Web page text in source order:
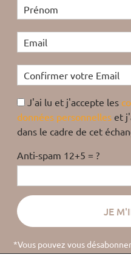
J'ai lu et j'accepte les
données personnelles et
dans le cadre de cet
Anti-spam 12+5 = ?
*Vous pouvez vous
email(lire la